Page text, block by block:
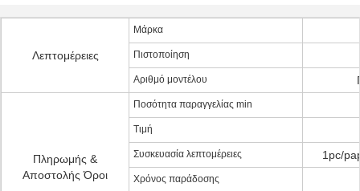
Λεπτομέρειες
Μάρκα
Πιστοποίηση
Αριθμό μοντέλου
Πληρωμής &
Αποστολής Όροι
Ποσότητα παραγγελίας min
Τιμή
Συσκευασία λεπτομέρειες 1pc/
Χρόνος παράδοσης